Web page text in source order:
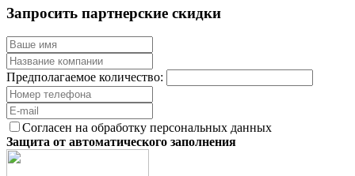
Запросить партнерские скидки
Предполагаемое количество:
Согласен на обработку персональных данных
Защита от автоматического заполнения